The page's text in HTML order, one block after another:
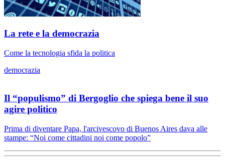
La rete e la democrazia
Come la tecnologia sfida la politica
democrazia
Il “populismo” di Bergoglio che spiega bene il suo
agire politico
Prima di diventare Papa, l'arcivescovo di Buenos Aires dava alle
stampe: “Noi come cittadini noi come popolo”